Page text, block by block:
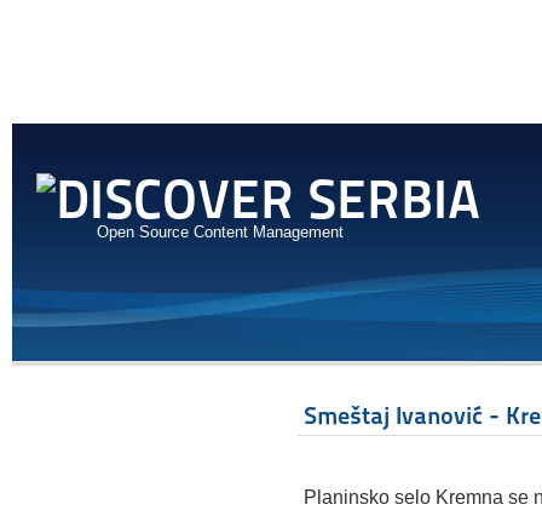
Open Source Content Management
Smeštaj Ivanović -
Planinsko selo Kremna se